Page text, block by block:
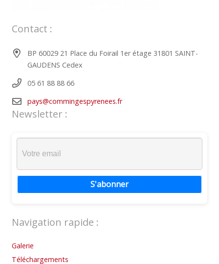
Contact :
BP 60029 21 Place du Foirail 1er étage 31801 SAINT-
GAUDENS Cedex
05 61 88 88 66
pays@commingespyrenees.fr
Newsletter :
S'abonner
Navigation rapide :
Galerie
Téléchargements